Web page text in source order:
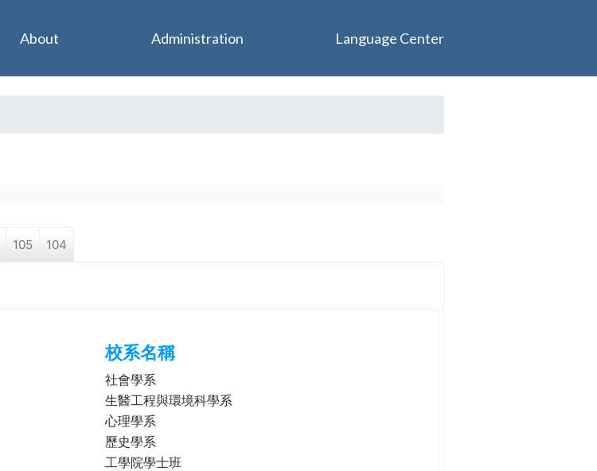
105 104
校系名稱
社會學系
生醫工程與環境科學系
心理學系
歷史學系
工學院學士班
About Administration Language Center